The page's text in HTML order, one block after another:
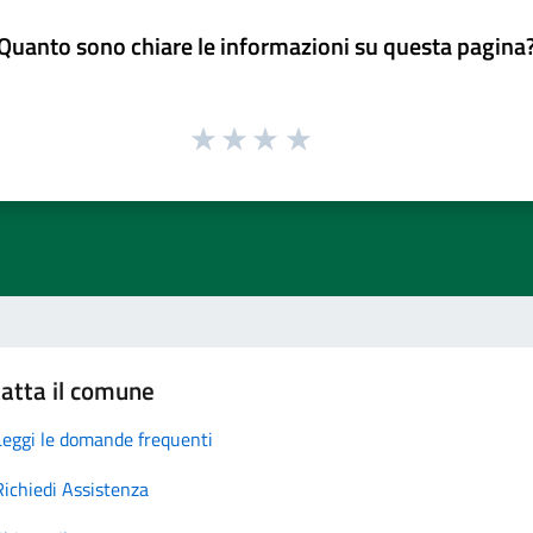
sono chiare le informazioni su questa
il comune
le domande frequenti
Assistenza